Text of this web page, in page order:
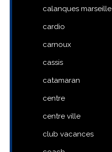
calanques marseille
cardio
carnoux
cassis
catamaran
centre
centre ville
club vacances